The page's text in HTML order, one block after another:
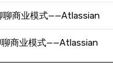
聊商业模式——Atlassian
聊商业模式——Atlassian